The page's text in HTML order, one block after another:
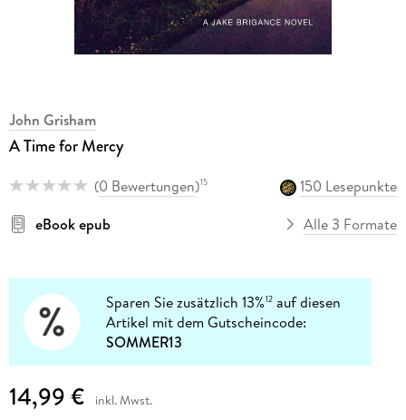
John Grisham
A Time for Mercy
(0 Bewertungen)15
150 Lesepunkte
eBook epub
Alle 3 Formate
Sparen Sie zusätzlich 13%12 auf diesen
Artikel mit dem Gutscheincode:
SOMMER13
14,99 € inkl. Mwst.